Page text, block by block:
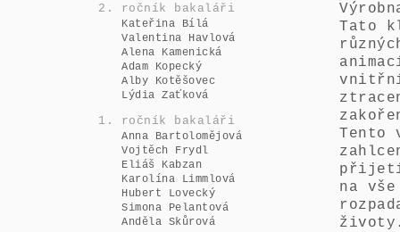
2. ročník bakaláři
Kateřina Bílá
Valentina Havlová
Alena Kamenická
Adam Kopecký
Alby Kotěšovec
Lýdia Zaťková
1. ročník bakaláři
Anna Bartolomějová
Vojtěch Frydl
Eliáš Kabzan
Karolína Limmlová
Hubert Lovecký
Simona Pelantová
Anděla Skůrová
Tato
Tento
přijetí,
na